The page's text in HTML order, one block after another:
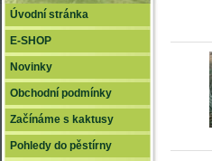
Úvodní stránka
E-SHOP
Novinky
Obchodní podmínky
Začínáme s kaktusy
Pohledy do pěstírny